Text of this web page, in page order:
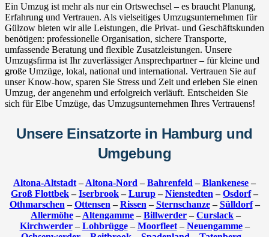
Ein Umzug ist mehr als nur ein Ortswechsel – es braucht Planung,
Erfahrung und Vertrauen. Als vielseitiges Umzugsunternehmen für
Gülzow bieten wir alle Leistungen, die Privat- und Geschäftskunden
benötigen: professionelle Organisation, sichere Transporte,
umfassende Beratung und flexible Zusatzleistungen. Unsere
Umzugsfirma ist Ihr zuverlässiger Ansprechpartner – für kleine und
große Umzüge, lokal, national und international. Vertrauen Sie auf
unser Know-how, sparen Sie Stress und Zeit und erleben Sie einen
Umzug, der angenehm und erfolgreich verläuft. Entscheiden Sie
sich für Elbe Umzüge, das Umzugsunternehmen Ihres Vertrauens!
Unsere Einsatzorte in Hamburg und
Umgebung
Altona-Altstadt – Altona-Nord – Bahrenfeld – Blankenese –
Groß Flottbek – Iserbrook – Lurup – Nienstedten – Osdorf–
Othmarschen – Ottensen – Rissen – Sternschanze– Sülldorf–
Allermöhe – Altengamme – Billwerder – Curslack –
Kirchwerder– Lohbrügge– Moorfleet– Neuengamme–